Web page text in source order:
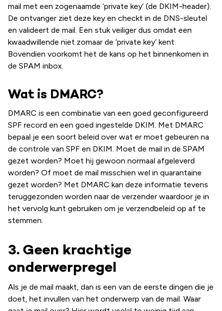
mail met een zogenaamde ‘private key’ (de DKIM-header).
De ontvanger ziet deze key en checkt in de DNS-sleutel
en valideert de mail. Een stuk veiliger dus omdat een
kwaadwillende niet zomaar de ‘private key’ kent.
Bovendien voorkomt het de kans op het binnenkomen in
de SPAM inbox.
Wat is DMARC?
DMARC is een combinatie van een goed geconfigureerd
SPF record en een goed ingestelde DKIM. Met DMARC
bepaal je een soort beleid over wat er moet gebeuren na
de controle van SPF en DKIM. Moet de mail in de SPAM
gezet worden? Moet hij gewoon normaal afgeleverd
worden? Of moet de mail misschien wel in quarantaine
gezet worden? Met DMARC kan deze informatie tevens
teruggezonden worden naar de verzender waardoor je in
het vervolg kunt gebruiken om je verzendbeleid op af te
stemmen.
3. Geen krachtige
onderwerpregel
Als je de mail maakt, dan is een van de eerste dingen die je
doet, het invullen van het onderwerp van de mail. Waar